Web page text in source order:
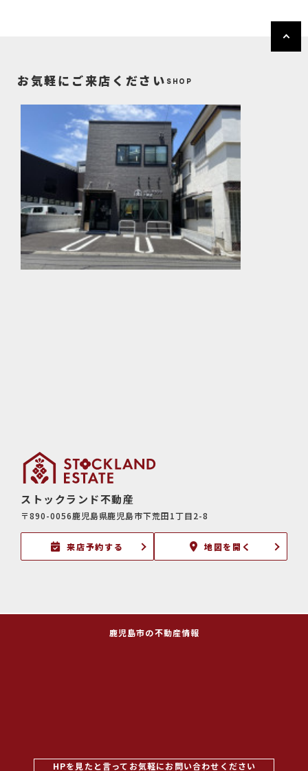
お気軽にご来店ください SHOP
ストックランド不動産
〒890-0056鹿児島県鹿児島市下荒田1丁目2-8
来店予約する 地図を開く
鹿児島市の不動産情報
HPを見たと言ってお気軽にお問い合わせください